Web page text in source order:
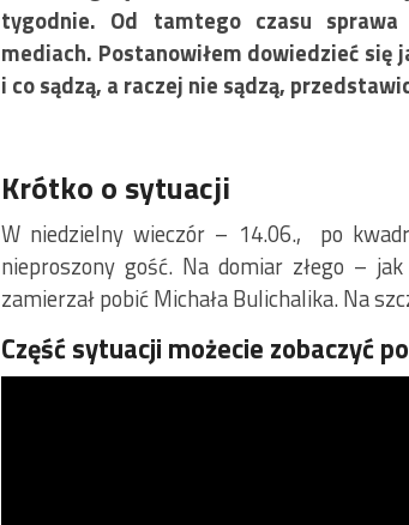
tygodnie. Od tamtego czasu
mediach. Postanowiłem dowiedzieć
i co sądzą, a raczej nie sądzą,
Krótko o sytuacji
W niedzielny wieczór – 14.06., po
nieproszony gość. Na domiar złego –
zamierzał pobić Michała Bulichalika. Na
Część sytuacji możecie zobaczyć